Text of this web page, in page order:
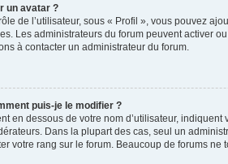
un avatar ?
de l’utilisateur, sous « Profil », vous pouvez
Les administrateurs du forum peuvent activer
à contacter un administrateur du forum.
puis-je le modifier ?
en dessous de votre nom d’utilisateur,
Dans la plupart des cas, seul un
votre rang sur le forum. Beaucoup de forums